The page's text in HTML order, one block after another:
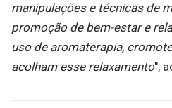
manipulações e técnicas de
promoção de bem-estar e
uso de aromaterapia,
acolham esse relaxamento",